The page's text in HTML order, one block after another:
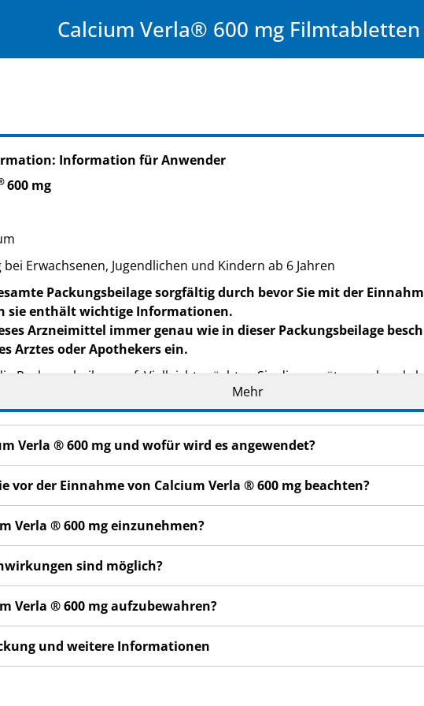
Calcium Verla® 600 mg Filmtabletten
Information für Anwender
600 mg
Erwachsenen, Jugendlichen und Kindern ab 6 Jahren
Packungsbeilage sorgfältig durch bevor Sie mit der
sie enthält wichtige Informationen.
Arzneimittel immer genau wie in dieser Packungsbeilage
Arztes oder Apothekers ein.
Packungsbeilage auf. Vielleicht möchten Sie diese später nochmals
bemerken, wenden Sie sich an Ihren Arzt oder
die nicht in dieser Packungsbeilage angegeben sind. Siehe
Mehr
Verla ® 600 mg und wofür wird es angewendet?
vor der Einnahme von Calcium Verla ® 600 mg beachten?
Verla ® 600 mg einzunehmen?
sind möglich?
Verla ® 600 mg aufzubewahren?
und weitere Informationen